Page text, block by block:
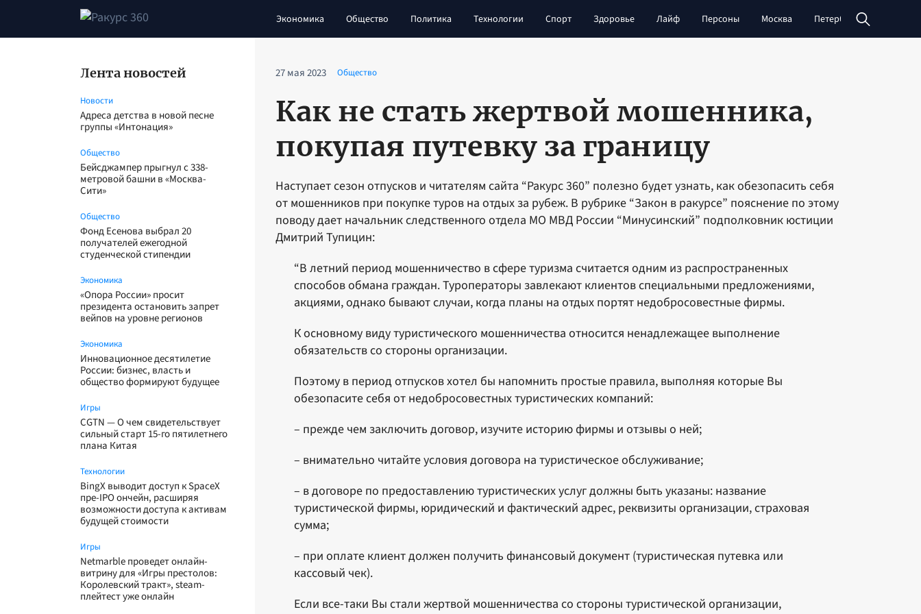
Экономика Общество Политика Технологии Спорт Здоровье Лайф Персоны Москва Петербург
Лента новостей
Новости
Адреса детства в новой песне
группы «Интонация»
Общество
Бейсджампер прыгнул с 338-
метровой башни в «Москва-
Сити»
Общество
Фонд Есенова выбрал 20
получателей ежегодной
студенческой стипендии
Экономика
«Опора России» просит
президента остановить запрет
вейпов на уровне регионов
Экономика
Инновационное десятилетие
России: бизнес, власть и
общество формируют будущее
Игры
CGTN — О чем свидетельствует
сильный старт 15-го пятилетнего
плана Китая
Технологии
BingX выводит доступ к SpaceX
пре-IPO ончейн, расширяя
возможности доступа к активам
будущей стоимости
Игры
Netmarble проведет онлайн-
витрину для «Игры престолов:
Королевский тракт», steam-
плейтест уже онлайн
27 мая 2023 Общество
Как не стать жертвой мошенника,
покупая путевку за границу
Наступает сезон отпусков и читателям сайта “Ракурс 360” полезно будет узнать, как обезопасить себя
от мошенников при покупке туров на отдых за рубеж. В рубрике “Закон в ракурсе” пояснение по этому
поводу дает начальник следственного отдела МО МВД России “Минусинский” подполковник юстиции
Дмитрий Тупицин:
“В летний период мошенничество в сфере туризма считается одним из распространенных
способов обмана граждан. Туроператоры завлекают клиентов специальными предложениями,
акциями, однако бывают случаи, когда планы на отдых портят недобросовестные фирмы.
К основному виду туристического мошенничества относится ненадлежащее выполнение
обязательств со стороны организации.
Поэтому в период отпусков хотел бы напомнить простые правила, выполняя которые Вы
обезопасите себя от недобросовестных туристических компаний:
– прежде чем заключить договор, изучите историю фирмы и отзывы о ней;
– внимательно читайте условия договора на туристическое обслуживание;
– в договоре по предоставлению туристических услуг должны быть указаны: название
туристической фирмы, юридический и фактический адрес, реквизиты организации, страховая
сумма;
– при оплате клиент должен получить финансовый документ (туристическая путевка или
кассовый чек).
Если все-таки Вы стали жертвой мошенничества со стороны туристической организации,